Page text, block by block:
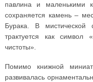
павлина и маленькими
сохраняется камень –
Бурака. В
трактуется как символ
чистоты».
Помимо книжной
развивалась